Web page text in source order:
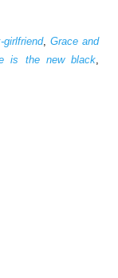
girlfriend, Grace and
is the new black,